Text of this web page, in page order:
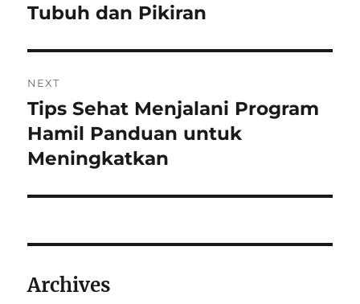
post:
Tubuh dan Pikiran
NEXT
Next
post:
Tips Sehat Menjalani Program
Hamil Panduan untuk
Meningkatkan
Archives